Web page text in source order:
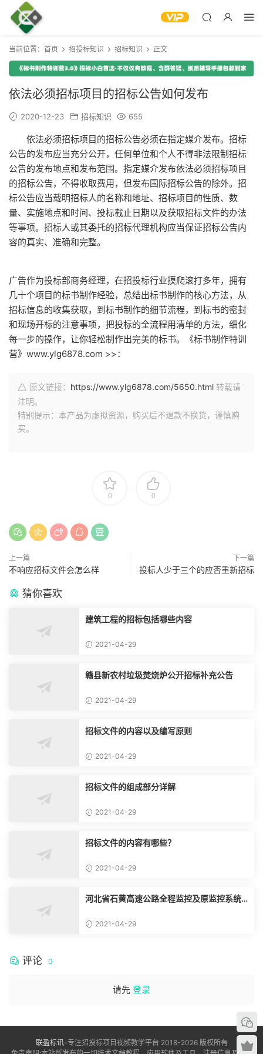
当前位置： 首页 招投标知识 招标知识 正文
依法必须招标项目的招标公告如何发布
2020-12-23 招标知识 655
依法必须招标项目的招标公告必须在指定媒介发布。招标
公告的发布应当充分公开，任何单位和个人不得非法限制招标
公告的发布地点和发布范围。指定媒介发布依法必须招标项目
的招标公告，不得收取费用，但发布国际招标公告的除外。招
标公告应当载明招标人的名称和地址、招标项目的性质、数
量、实施地点和时间、投标截止日期以及获取招标文件的办法
等事项。招标人或其委托的招标代理机构应当保证招标公告内
容的真实、准确和完整。
广告作为投标部商务经理，在招投标行业摸爬滚打多年，拥有
几十个项目的标书制作经验，总结出标书制作的核心方法，从
招标信息的收集获取，到标书制作的细节流程，到标书的密封
和现场开标的注意事项，把投标的全流程用清单的方法，细化
每一步的操作，让你轻松制作出完美的标书。《标书制作特训
营》www.ylg6878.com >>：
原文链接： https://www.ylg6878.com/5650.html 转载请
注明。
特别提示：本产品为虚拟资源，购买后不退款不换货，谨慎购
买。
0 0
上一篇
不响应招标文件会怎么样
下一篇
投标人少于三个的应否重新招标
猜你喜欢
建筑工程的招标包括哪些内容
2021-04-29
赣县新农村垃圾焚烧炉公开招标补充公告
2021-04-29
招标文件的内容以及编写原则
2021-04-29
招标文件的组成部分详解
2021-04-29
招标文件的内容有哪些？
2021-04-29
河北省石黄高速公路全程监控及原监控系统
2021-04-29
评论 0
请先 登录
联盈标讯-专注招投标项目视频教学平台 2018-2026 版权所有